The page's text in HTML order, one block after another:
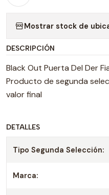
Mostrar stock de
DESCRIPCIÓN
Black Out Puerta Del Der
Producto de segunda
valor final
DETALLES
Tipo Segunda Selección:
Marca: